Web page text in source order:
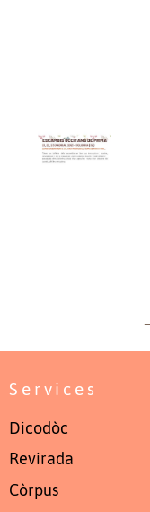
Services
Dicodòc
Revirada
Còrpus